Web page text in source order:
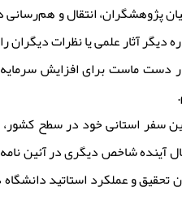
پژوهشگران، انتقال و
دیگر آثار علمی یا نظرات
ماست برای افزایش سرمایه
سفر استانی خود در سطح کشور،
آینده شاخص دیگری در آئین
تحقیق و عملکرد استاتید